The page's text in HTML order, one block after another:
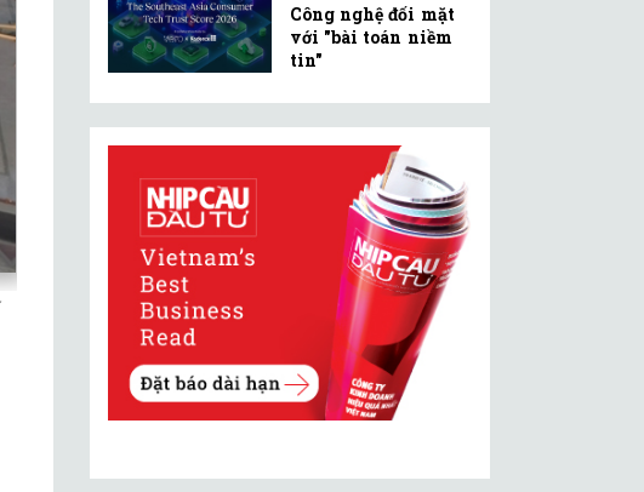
Công nghệ đối mặt
với "bài toán niềm
tin"